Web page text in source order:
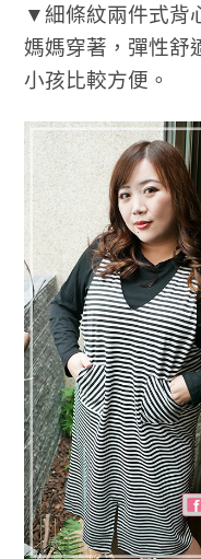
▼細條紋兩件式背
媽媽穿著，彈性舒
小孩比較方便。